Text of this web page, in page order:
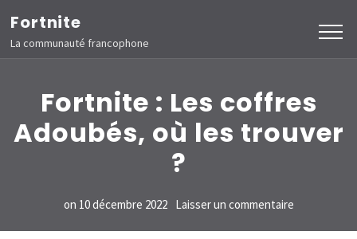
Aller
au
contenu
Entrée)
Fortnite
La communauté francophone
Fortnite : Les coffres
Adoubés, où les trouver
?
on 10 décembre 2022 Laisser un commentairesur
Fortnite